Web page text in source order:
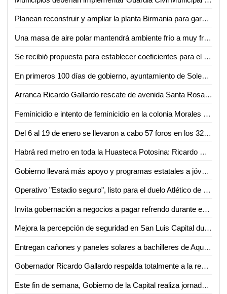
Planean reconstruir y ampliar la planta Birmania para garantizar abasto de agua a los vallenses
Una masa de aire polar mantendrá ambiente frío a muy frío durante la mañana y noche durante el fin de semana en San Luis Potosí
Se recibió propuesta para establecer coeficientes para el pago de participaciones e incentivos a municipios, para el ejercicio fiscal 2025
En primeros 100 días de gobierno, ayuntamiento de Soledad impulsa trámites para el desarrollo urbano ordenado
Arranca Ricardo Gallardo rescate de avenida Santa Rosa en Ciudad Valles
Feminicidio e intento de feminicidio en la colonia Morales en la capital potosina
Del 6 al 19 de enero se llevaron a cabo 57 foros en los 32 estados del país
Habrá red metro en toda la Huasteca Potosina: Ricardo Gallardo Cardona
Gobierno llevará más apoyo y programas estatales a jóvenes estudiantes
Operativo "Estadio seguro", listo para el duelo Atlético de San Luis vs Rayos del Necaxa
Invita gobernación a negocios a pagar refrendo durante enero
Mejora la percepción de seguridad en San Luis Capital durante 2024
Entregan cañones y paneles solares a bachilleres de Aquismón y Tampamolón
Gobernador Ricardo Gallardo respalda totalmente a la renovada Guardia Civil municipal de Soledad, con beneficios históricos a sus elementos
Este fin de semana, Gobierno de la Capital realiza jornada intensiva de rehabilitación de avenida Salvador Nava